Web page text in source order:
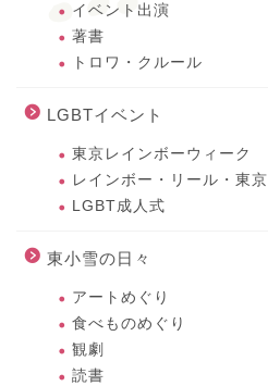
イベント出演
著書
トロワ・クルール
LGBTイベント
東京レインボーウィーク
レインボー・リール・東京
LGBT成人式
東小雪の日々
アートめぐり
食べものめぐり
観劇
読書